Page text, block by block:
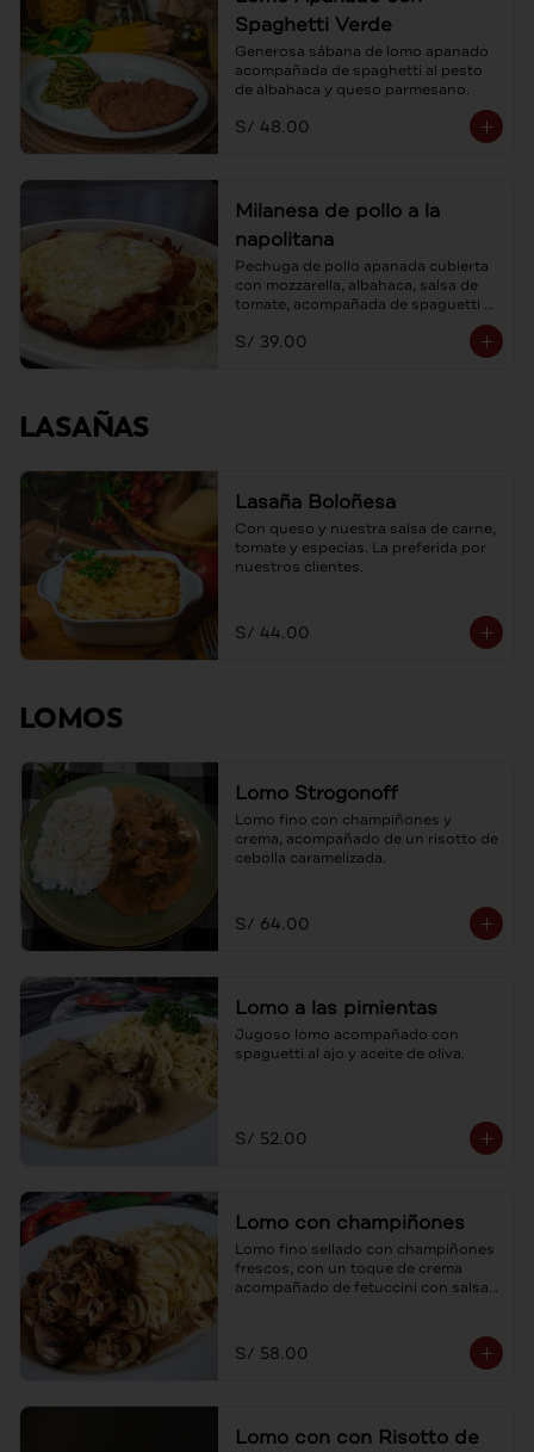
Spaghetti Verde
Generosa sábana de lomo apanado
acompañada de spaghetti al pesto
de albahaca y queso parmesano.
S/ 48.00
Milanesa de pollo a la
napolitana
Pechuga de pollo apanada cubierta
con mozzarella, albahaca, salsa de
tomate, acompañada de spaguetti al
S/ 39.00
LASAÑAS
Lasaña Boloñesa
Con queso y nuestra salsa de carne,
tomate y especias. La preferida por
nuestros clientes.
S/ 44.00
LOMOS
Lomo Strogonoff
Lomo fino con champiñones y
crema, acompañado de un risotto de
cebolla caramelizada.
S/ 64.00
Lomo a las pimientas
Jugoso lomo acompañado con
spaguetti al ajo y aceite de oliva.
S/ 52.00
Lomo con champiñones
Lomo fino sellado con champiñones
frescos, con un toque de crema
acompañado de fetuccini con salsa
S/ 58.00
Lomo con con Risotto de